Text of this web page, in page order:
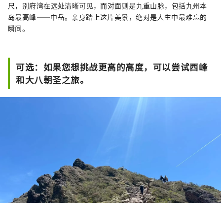
尺，别府湾在远处清晰可见，而对面则是九重山脉，包括九州本
岛最高峰——中岳。亲身踏上这片美景，绝对是人生中最难忘的
瞬间。
可选：如果您想挑战更高的高度，可以尝试西峰
和大八朝圣之旅。